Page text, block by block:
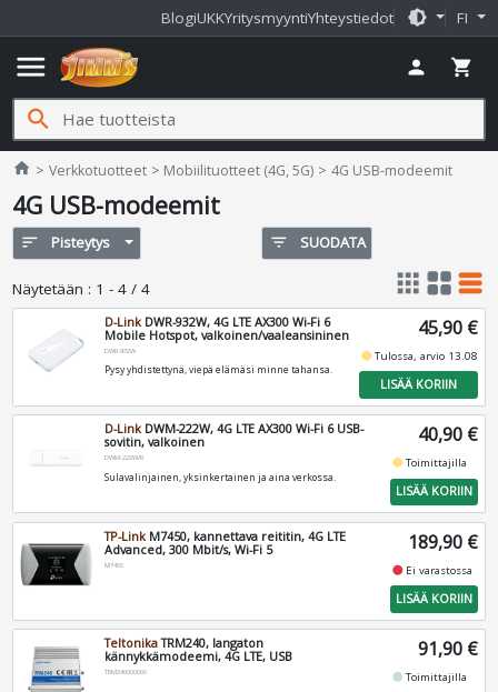
BlogiUKKYritysmyyntiYhteystiedot brightness_medium FI
menu person shopping_cart
search
home Jimms.fi
Verkkotuotteet Mobiilituotteet (4G, 5G) 4G USB-modeemit
4G USB-modeemit
sort Pisteytys filter_list SUODATA
Näytetään : 1 - 4 / 4 apps grid_view table_rows
D-Link DWR-932W, 4G LTE AX300 Wi-Fi 6
Mobile Hotspot, valkoinen/vaaleansininen
DWR-932W
Pysy yhdistettynä, viepä elämäsi minne tahansa.
45,90 €
fiber_manual_recordTulossa, arvio 13.08
LISÄÄ KORIIN
D-LinkDWM-222W, 4G LTE AX300 Wi-Fi 6 USB-
sovitin, valkoinen
DWM-222W/R
Sulavalinjainen, yksinkertainen ja aina verkossa.
40,90 €
fiber_manual_recordToimittajilla
LISÄÄ KORIIN
TP-Link M7450, kannettava reititin, 4G LTE
Advanced, 300 Mbit/s, Wi-Fi 5
M7450
189,90 €
fiber_manual_record Ei varastossa
LISÄÄ KORIIN
TeltonikaTRM240, langaton
kännykkämodeemi, 4G LTE, USB
TRM240000000
91,90 €
fiber_manual_recordToimittajilla